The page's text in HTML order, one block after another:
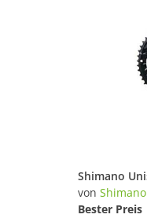
von Shimano
Bester Preis